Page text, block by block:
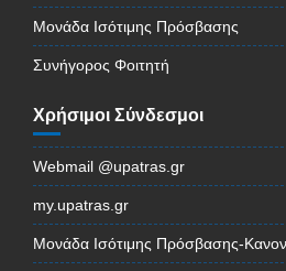
Μονάδα Ισότιμης Πρόσβασης
Συνήγορος Φοιτητή
Χρήσιμοι Σύνδεσμοι
Webmail @upatras.gr
my.upatras.gr
Μονάδα Ισότιμης Πρόσβασης-